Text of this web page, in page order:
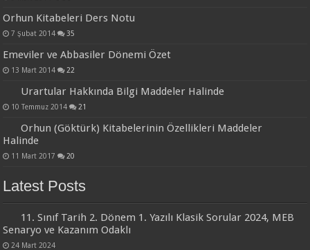
Orhun Kitabeleri Ders Notu
7 Şubat 2014 35
Emeviler ve Abbasiler Dönemi Özet
13 Mart 2014 22
Urartular Hakkında Bilgi Maddeler Halinde
10 Temmuz 2014 21
Orhun (Göktürk) Kitabelerinin Özellikleri Maddeler
Halinde
11 Mart 2017 20
Latest Posts
11. Sınıf Tarih 2. Dönem 1. Yazılı Klasik Sorular 2024, MEB
Senaryo ve Kazanım Odaklı
24 Mart 2024